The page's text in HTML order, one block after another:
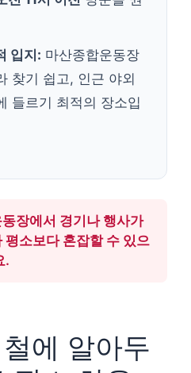
입지: 마산종합운동장
찾기 쉽고, 인근 야외
들르기 최적의 장소입
장에서 경기나 행사가
평소보다 혼잡할 수 있으
.
에 알아두